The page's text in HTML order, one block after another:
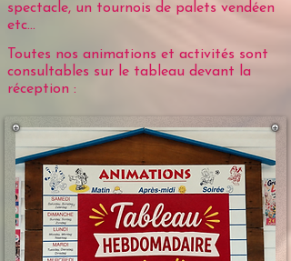
spectacle, un tournois de palets vendéen
etc...
Toutes nos animations et activités sont
consultables sur le tableau devant la
réception :